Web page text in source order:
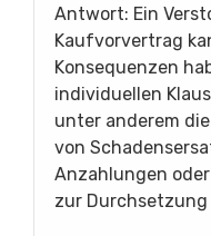
Antwort: Ein
Kaufvorvertrag
Konsequenzen
individuellen
unter anderem
von
Anzahlungen
zur